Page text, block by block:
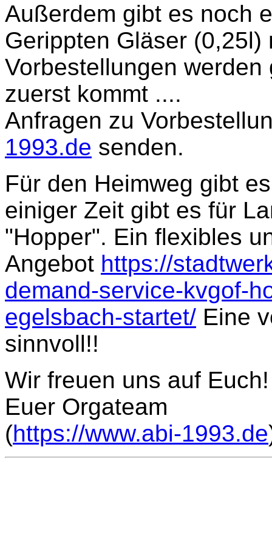
Außerdem gibt es noch
Gerippten Gläser
Vorbestellungen
zuerst kommt ....
Anfragen zu
1993.de senden.
Für den Heimweg gibt
einiger Zeit gibt es für
"Hopper". Ein flexibles
Angebot https://
demand-service-kvgof-
egelsbach-startet/ Eine
sinnvoll!!
Wir freuen uns auf Euch!
Euer Orgateam
(https://www.abi-1993.de